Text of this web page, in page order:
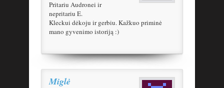
Pritariu Audronei ir
nepritariu E.
Kleckui dėkoju ir gerbiu. Kažkuo priminė
mano gyvenimo istoriją :)
Miglė